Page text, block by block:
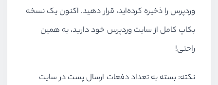
وردپرس را ذخیره کرده‌اید، قرار دهید. اکنون یک نسخه
بکاپ کامل از سایت وردپرس خود دارید، به همین
راحتی!
نکته: بسته به تعداد دفعات ارسال پست در سایت